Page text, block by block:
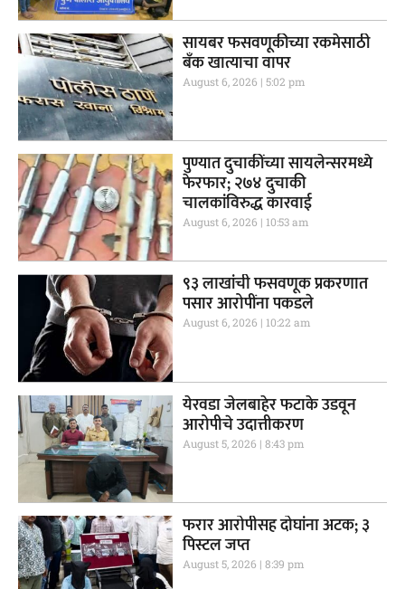
सायबर फसवणूकीच्या रकमेसाठी
बँक खात्याचा वापर
August 6, 2026 5:02 pm
पुण्यात दुचाकींच्या सायलेन्सरमध्ये
फेरफार; २७४ दुचाकी
चालकांविरुद्ध कारवाई
August 6, 2026 10:53 am
९३ लाखांची फसवणूक प्रकरणात
पसार आरोपींना पकडले
August 6, 2026 10:22 am
येरवडा जेलबाहेर फटाके उडवून
आरोपीचे उदात्तीकरण
August 5, 2026 8:43 pm
फरार आरोपीसह दोघांना अटक; ३
पिस्टल जप्त
August 5, 2026 8:39 pm